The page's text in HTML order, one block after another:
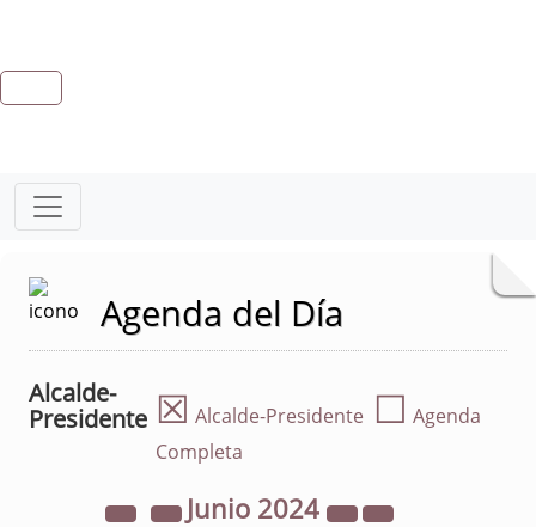
Agenda del Día
Alcalde-
Presidente ☒ Alcalde-Presidente ☐ Agenda
Completa
Junio 2024